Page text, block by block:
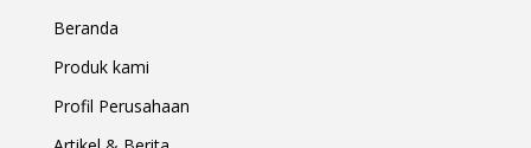
Beranda
Produk kami
Profil Perusahaan